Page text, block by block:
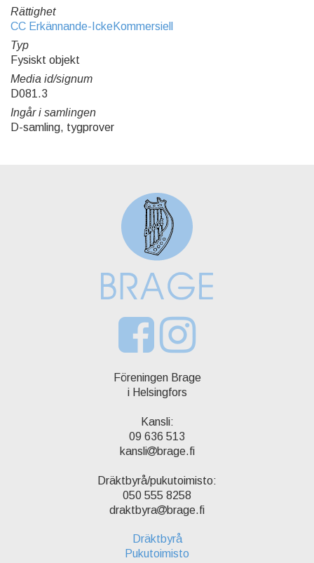
Rättighet
CC Erkännande-IckeKommersiell
Typ
Fysiskt objekt
Media id/signum
D081.3
Ingår i samlingen
D-samling, tygprover
Föreningen Brage
i Helsingfors
Kansli:
09 636 513
kansli
brage.fi
Dräktbyrå/pukutoimisto:
050 555 8258
draktbyra
brage.fi
Dräktbyrå
Pukutoimisto